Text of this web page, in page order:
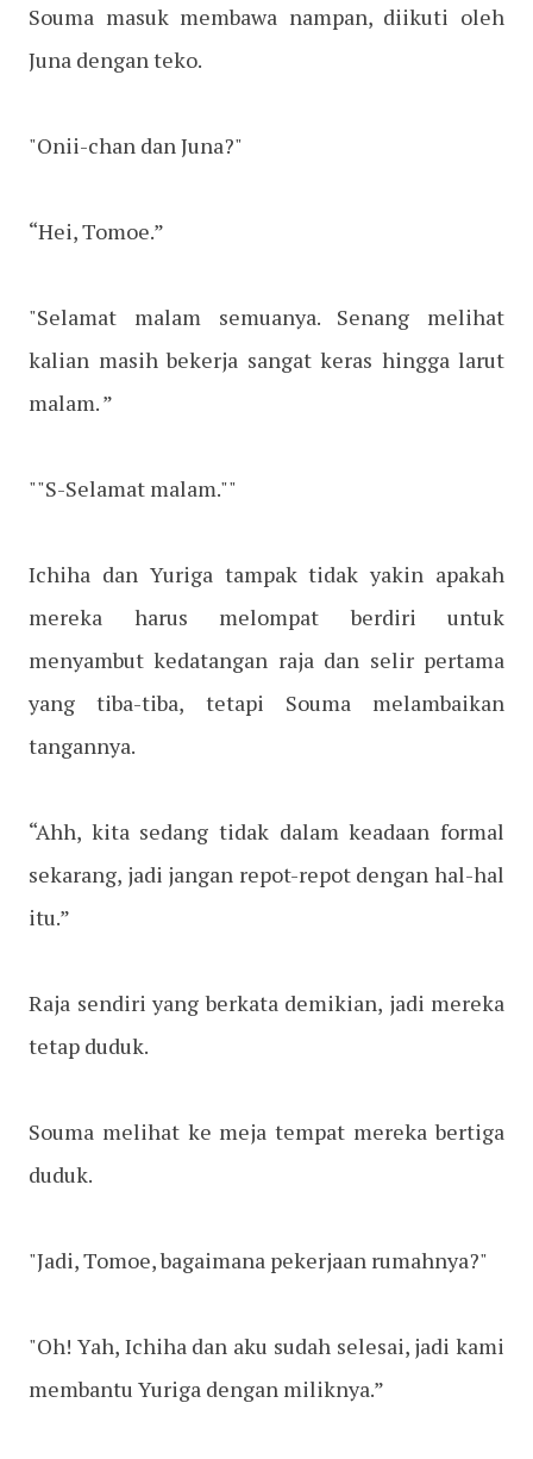
Souma masuk membawa nampan, diikuti oleh
Juna dengan teko.
"Onii-chan dan Juna?"
“Hei, Tomoe.”
"Selamat malam semuanya. Senang melihat
kalian masih bekerja sangat keras hingga larut
malam. ”
""S-Selamat malam.""
Ichiha dan Yuriga tampak tidak yakin apakah
mereka harus melompat berdiri untuk
menyambut kedatangan raja dan selir pertama
yang tiba-tiba, tetapi Souma melambaikan
tangannya.
“Ahh, kita sedang tidak dalam keadaan formal
sekarang, jadi jangan repot-repot dengan hal-hal
itu.”
Raja sendiri yang berkata demikian, jadi mereka
tetap duduk.
Souma melihat ke meja tempat mereka bertiga
duduk.
"Jadi, Tomoe, bagaimana pekerjaan rumahnya?"
"Oh! Yah, Ichiha dan aku sudah selesai, jadi kami
membantu Yuriga dengan miliknya.”